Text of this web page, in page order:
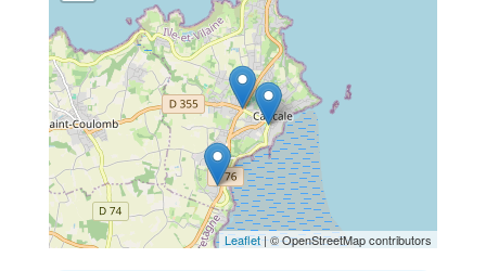
Leaflet| © OpenStreetMap contributors